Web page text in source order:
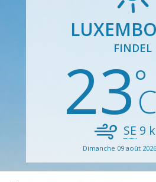
FINDEL
23SE 9
Dimanche 09 août